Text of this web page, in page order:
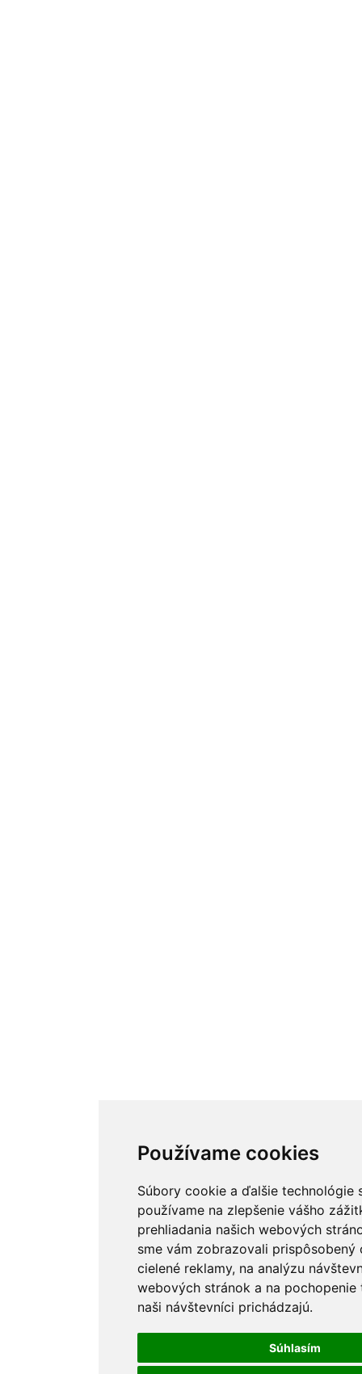
Používame cookies
Súbory cookie a ďalšie technológie
používame na zlepšenie vášho
prehliadania našich webových
sme vám zobrazovali prispôsobený
cielené reklamy, na analýzu
webových stránok a na
naši návštevníci prichádzajú.
Súhlasím
Používame cookies
Súbory cookie a ďalšie technológie
používame na zlepšenie vášho
prehliadania našich webových
sme vám zobrazovali prispôsobený
cielené reklamy, na analýzu
webových stránok a na
naši návštevníci prichádzajú.
Súhlasím